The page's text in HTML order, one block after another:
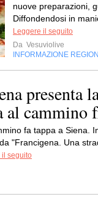
nuove preparazioni,
Diffondendosi in
Leggere il seguito
Da Vesuviolive
INFORMAZIONE
presenta
al cammino
fa tappa a Siena.
"Francigena. Una
il seguito